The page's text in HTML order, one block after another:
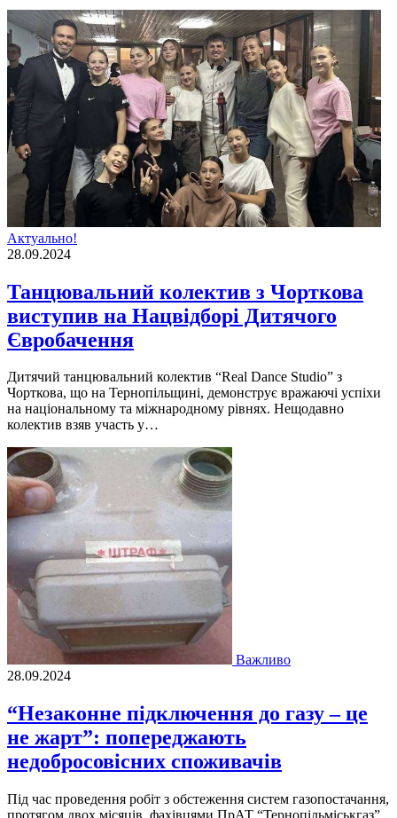
Актуально!
28.09.2024
Танцювальний колектив з Чорткова
виступив на Нацвідборі Дитячого
Євробачення
Дитячий танцювальний колектив “Real Dance Studio” з
Чорткова, що на Тернопільщині, демонструє вражаючі успіхи
на національному та міжнародному рівнях. Нещодавно
колектив взяв участь у…
Важливо
28.09.2024
“Незаконне підключення до газу – це
не жарт”: попереджають
недобросовісних споживачів
Під час проведення робіт з обстеження систем газопостачання,